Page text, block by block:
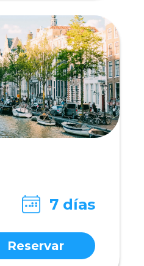
7 días
Reservar